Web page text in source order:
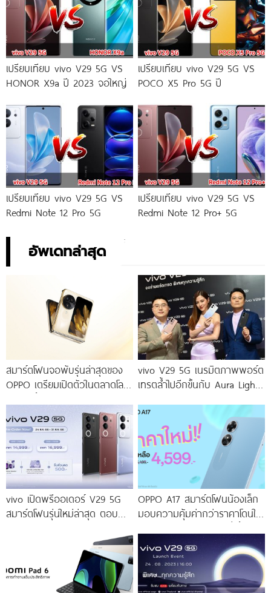
เปรียบเทียบ vivo V29 5G VS
HONOR X9a ปี 2023 จอใหญ่
เปรียบเทียบ vivo V29 5G VS
POCO X5 Pro 5G ปี
เปรียบเทียบ vivo V29 5G VS
Redmi Note 12 Pro 5G
เปรียบเทียบ vivo V29 5G VS
Redmi Note 12 Pro+ 5G
อัพเดทล่าสุด
สมาร์ตโฟนจอพับรุ่นล่าสุดของ
OPPO เตรียมเปิดตัวในตลาดโลก
vivo V29 5G เนรมิตภาพพอร์ต
เทรตล้ำไปอีกขั้นกับ Aura Light
โดดเด่นด้วยสุนทรียศาสตร์แห่ง
vivo เปิดพรีออเดอร์ V29 5G
สมาร์ตโฟนรุ่นใหม่ล่าสุด ตอบ
ราคาเริ่มต้นเพียง 14,999 บาท
จัดเต็มกับโปรโมชันพิเศษก่อนใคร
OPPO A17 สมาร์ตโฟนน้องเล็ก
มอบความคุ้มค่ากว่าราคาโดนใจ
ราคาใหม่เพียง 4,599 บาท
เท่านั้น!